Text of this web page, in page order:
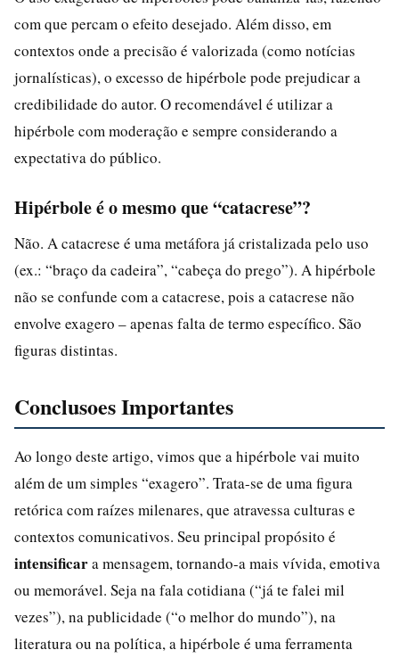
com que percam o efeito desejado. Além disso, em
contextos onde a precisão é valorizada (como notícias
jornalísticas), o excesso de hipérbole pode prejudicar a
credibilidade do autor. O recomendável é utilizar a
hipérbole com moderação e sempre considerando a
expectativa do público.
Hipérbole é o mesmo que “catacrese”?
Não. A catacrese é uma metáfora já cristalizada pelo uso
(ex.: “braço da cadeira”, “cabeça do prego”). A hipérbole
não se confunde com a catacrese, pois a catacrese não
envolve exagero – apenas falta de termo específico. São
figuras distintas.
Conclusoes Importantes
Ao longo deste artigo, vimos que a hipérbole vai muito
além de um simples “exagero”. Trata-se de uma figura
retórica com raízes milenares, que atravessa culturas e
contextos comunicativos. Seu principal propósito é
intensificara mensagem, tornando-a mais vívida, emotiva
ou memorável. Seja na fala cotidiana (“já te falei mil
vezes”), na publicidade (“o melhor do mundo”), na
literatura ou na política, a hipérbole é uma ferramenta